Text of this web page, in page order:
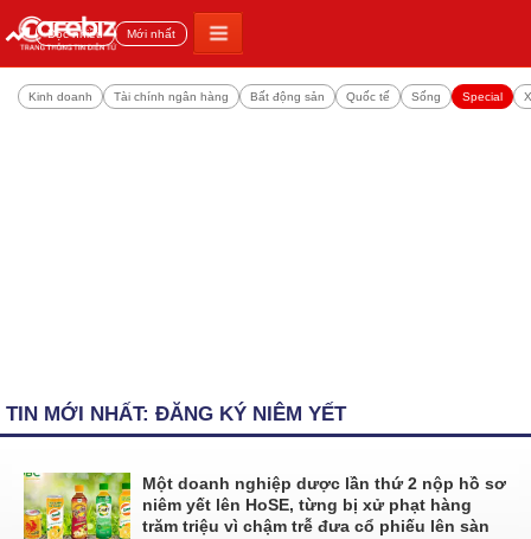
Đọc nhiều Mới nhất
Kinh doanh Tài chính ngân hàng Bất động sản Quốc tế Sống Special
TIN MỚI NHẤT: ĐĂNG KÝ NIÊM YẾT
Một doanh nghiệp dược lần thứ 2 nộp hồ sơ
niêm yết lên HoSE, từng bị xử phạt hàng
trăm triệu vì chậm trễ đưa cổ phiếu lên sàn